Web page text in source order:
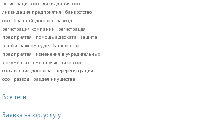
регистрация ооо
ликвидация ооо
ликвидация предприятия
банкротство
ооо
брачный договор
развод.
регистрация компании
регистрация
предприятия
помощь адвоката
защита
в арбитражном суде
банкротство
предприятия
изменения в учредительных
документах
смена участников ооо
составление договора
перерегистрация
ооо
развод раздел имущества
Все теги
Заявка на юр. услугу